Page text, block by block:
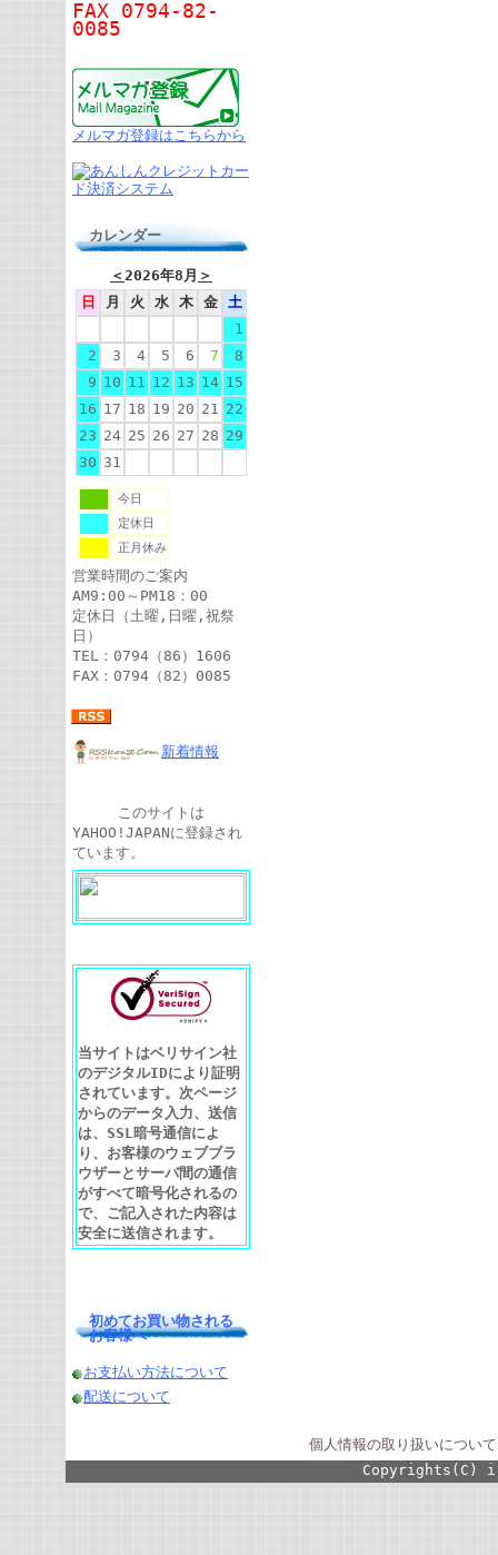
FAX 0794-82-
0085
メルマガ登録はこちらから
カレンダー
＜2026年8月 ＞
日
月 火 水 木 金
土
1
2
3 4 5 6 7
8
9 10 11 12 13 14 15
16 17 18 19 20 21 22
23 24 25 26 27 28 29
30 31
今日
定休日
正月休み
営業時間のご案内
AM9:00～PM18：00
定休日（土曜,日曜,祝祭
日）
TEL：0794（86）1606
FAX：0794（82）0085
新着情報
このサイトは
YAHOO!JAPANに登録され
ています。
当サイトはベリサイン社
のデジタルIDにより証明
されています。次ページ
からのデータ入力、送信
は、SSL暗号通信によ
り、お客様のウェブブラ
ウザーとサーバ間の通信
がすべて暗号化されるの
で、ご記入された内容は
安全に送信されます。
初めてお買い物される
お客様へ
お支払い方法について
配送について
個人情報の取り扱いについて
Copyrights(C)